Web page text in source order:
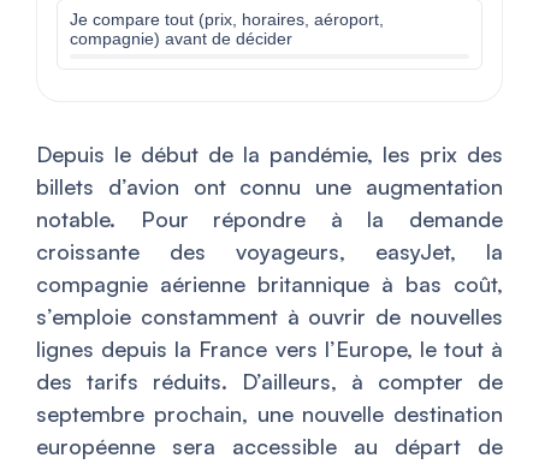
Je compare tout (prix, horaires, aéroport,
compagnie) avant de décider
Depuis le début de la pandémie, les prix des
billets d’avion ont connu une augmentation
notable. Pour répondre à la demande
croissante des voyageurs, easyJet, la
compagnie aérienne britannique à bas coût,
s’emploie constamment à ouvrir de nouvelles
lignes depuis la France vers l’Europe, le tout à
des tarifs réduits. D’ailleurs, à compter de
septembre prochain, une nouvelle destination
européenne sera accessible au départ de